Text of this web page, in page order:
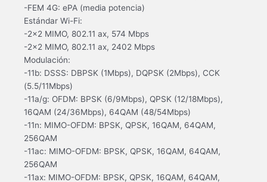
-FEM 4G: ePA (media potencia)
Estándar Wi-Fi:
-2×2 MIMO, 802.11 ax, 574 Mbps
-2×2 MIMO, 802.11 ax, 2402 Mbps
Modulación:
-11b: DSSS: DBPSK (1Mbps), DQPSK (2Mbps), CCK
(5.5/11Mbps)
-11a/g: OFDM: BPSK (6/9Mbps), QPSK (12/18Mbps),
16QAM (24/36Mbps), 64QAM (48/54Mbps)
-11n: MIMO-OFDM: BPSK, QPSK, 16QAM, 64QAM,
256QAM
-11ac: MIMO-OFDM: BPSK, QPSK, 16QAM, 64QAM,
256QAM
-11ax: MIMO-OFDM: BPSK, QPSK, 16QAM, 64QAM,